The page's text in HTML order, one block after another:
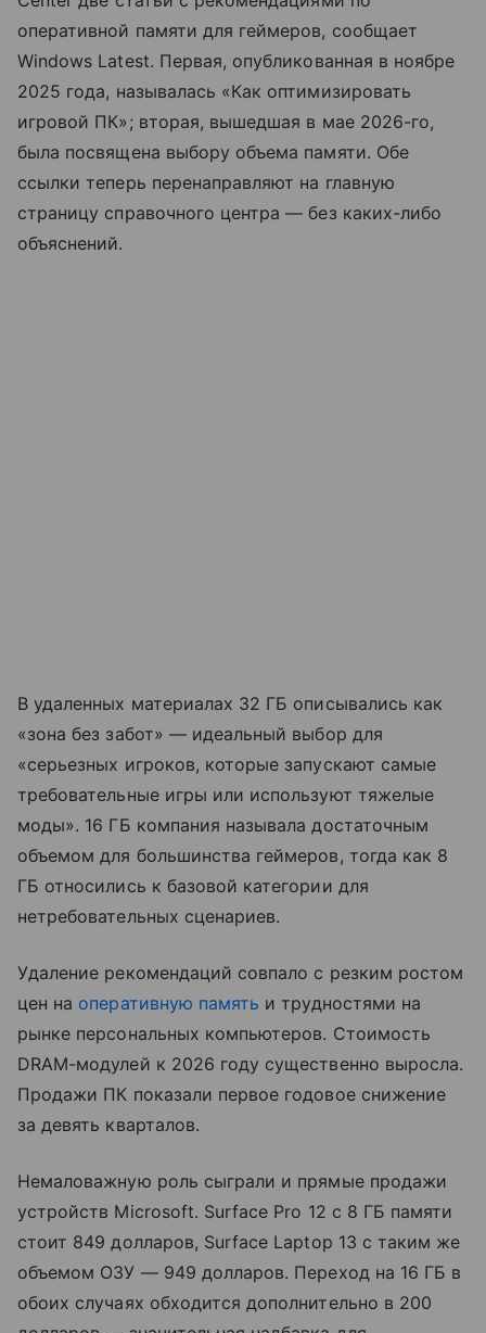
оперативной памяти для геймеров, сообщает
Windows Latest. Первая, опубликованная в ноябре
2025 года, называлась «Как оптимизировать
игровой ПК»; вторая, вышедшая в мае 2026-го,
была посвящена выбору объема памяти. Обе
ссылки теперь перенаправляют на главную
страницу справочного центра — без каких-либо
объяснений.
В удаленных материалах 32 ГБ описывались как
«зона без забот» — идеальный выбор для
«серьезных игроков, которые запускают самые
требовательные игры или используют тяжелые
моды». 16 ГБ компания называла достаточным
объемом для большинства геймеров, тогда как 8
ГБ относились к базовой категории для
нетребовательных сценариев.
Удаление рекомендаций совпало с резким ростом
цен на оперативную память и трудностями на
рынке персональных компьютеров. Стоимость
DRAM-модулей к 2026 году существенно выросла.
Продажи ПК показали первое годовое снижение
за девять кварталов.
Немаловажную роль сыграли и прямые продажи
устройств Microsoft. Surface Pro 12 с 8 ГБ памяти
стоит 849 долларов, Surface Laptop 13 с таким же
объемом ОЗУ — 949 долларов. Переход на 16 ГБ в
обоих случаях обходится дополнительно в 200